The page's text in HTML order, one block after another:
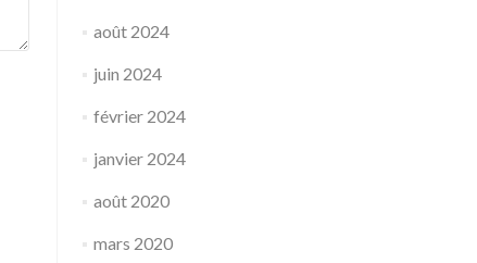
août 2024
juin 2024
février 2024
janvier 2024
août 2020
mars 2020